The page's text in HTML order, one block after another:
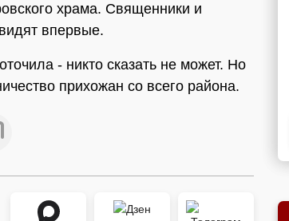
храма. Священники и
впервые.
- никто сказать не может. Но
прихожан со всего района.